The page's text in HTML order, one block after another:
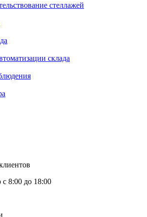
стеллажей
склада
с 8:00 до 18:00